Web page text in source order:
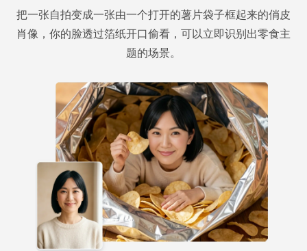
把一张自拍变成一张由一个打开的薯片袋子框起来的俏皮
肖像，你的脸透过箔纸开口偷看，可以立即识别出零食主
题的场景。